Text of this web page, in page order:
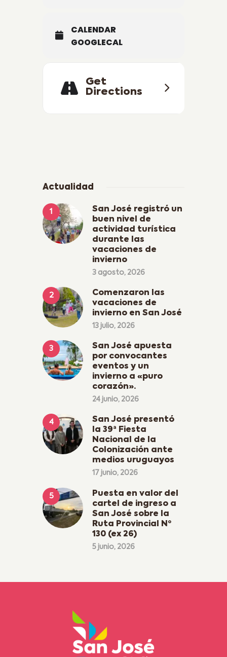
CALENDAR
GOOGLECAL
Get
Directions
Actualidad
San José registró un
buen nivel de
actividad turística
durante las
vacaciones de
invierno
3 agosto, 2026
Comenzaron las
vacaciones de
invierno en San José
13 julio, 2026
San José apuesta
por convocantes
eventos y un
invierno a «puro
corazón».
24 junio, 2026
San José presentó
la 39ª Fiesta
Nacional de la
Colonización ante
medios uruguayos
17 junio, 2026
Puesta en valor del
cartel de ingreso a
San José sobre la
Ruta Provincial Nº
130 (ex 26)
5 junio, 2026